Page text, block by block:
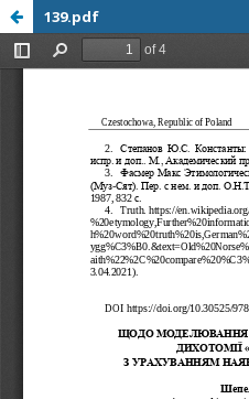
139.pdf